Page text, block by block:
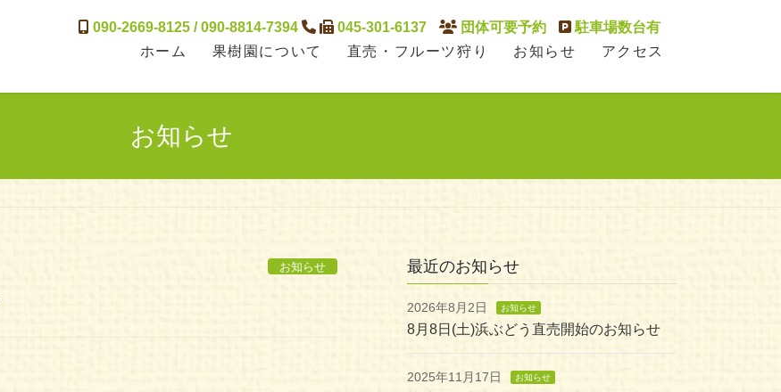
090-2669-8125 / 090-8814-7394 045-301-6137 団体可要予約
駐車場数台有
ホーム
果樹園について 直売・フルーツ狩り お知らせ アクセス
お知らせ
お知らせ 最近のお知らせ
2026年8月2日 お知らせ
8月8日(土)浜ぶどう直売開始のお知らせ
2025年11月17日 お知らせ